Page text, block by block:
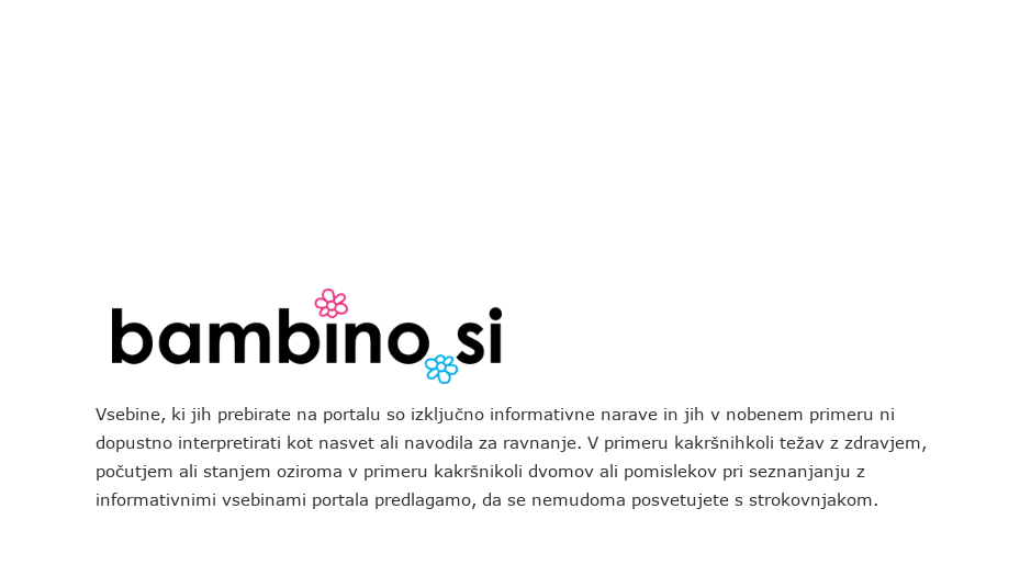
Vsebine, ki jih prebirate na portalu so izključno informativne narave in jih v nobenem primeru ni
dopustno interpretirati kot nasvet ali navodila za ravnanje. V primeru kakršnihkoli težav z zdravjem,
počutjem ali stanjem oziroma v primeru kakršnikoli dvomov ali pomislekov pri seznanjanju z
informativnimi vsebinami portala predlagamo, da se nemudoma posvetujete s strokovnjakom.